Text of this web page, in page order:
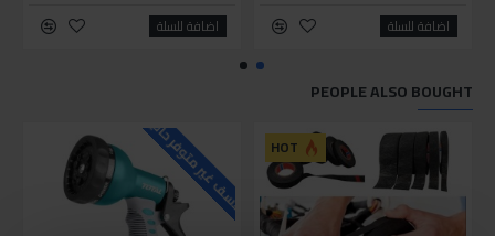
اضافة للسلة اضافة للسلة
PEOPLE ALSO BOUGHT
HOT للاسف غير متوفر حاليا